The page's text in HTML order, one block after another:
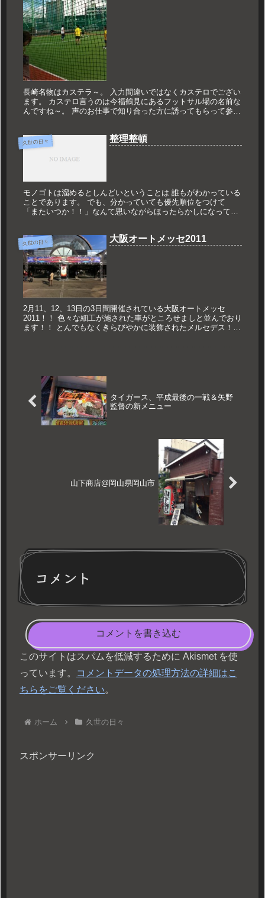
長崎名物はカステラ～。 入力間違いではなくカステロでござい
ます。 カステロ言うのは今福鶴見にあるフットサル場の名前な
んですね～。 声のお仕事で知り合った方に誘ってもらって参加
久世の日々 整理整頓
モノゴトは溜めるとしんどいということは 誰もがわかっている
ことであります。 でも、分かっていても優先順位をつけて
「またいつか！！」なんて思いながらほったらかしになってる
久世の日々 大阪オートメッセ2011
2月11、12、13日の3日間開催されている大阪オートメッセ
2011！！ 色々な細工が施された車がところせましと並んでおり
ます！！ とんでもなくきらびやかに装飾されたメルセデス！！
タイガース、平成最後の一戦＆矢野
監督の新メニュー
山下商店@岡山県岡山市
コメント
コメントを書き込む
このサイトはスパムを低減するために Akismet を使
っています。
コメントデータの処理方法の詳細はこ
ちらをご覧ください。
ホーム 久世の日々
スポンサーリンク